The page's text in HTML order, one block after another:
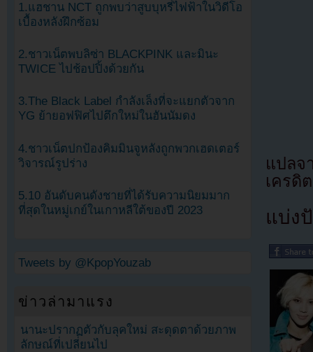
แปลจ
เครดิ
แบ่ง
1.แฮชาน NCT ถูกพบว่าสูบบุหรี่ไฟฟ้าในวิดีโอ
เบื้องหลังฝึกซ้อม
2.ชาวเน็ตพบลิซ่า BLACKPINK และมินะ
TWICE ไปช้อปปิ้งด้วยกัน
3.The Black Label กำลังเล็งที่จะแยกตัวจาก
YG ย้ายอฟฟิศไปตึกใหม่ในฮันนัมดง
4.ชาวเน็ตปกป้องคิมมินจูหลังถูกพวกเฮดเตอร์
วิจารณ์รูปร่าง
5.10 อันดับคนดังชายที่ได้รับความนิยมมาก
ที่สุดในหมู่เกย์ในเกาหลีใต้ของปี 2023
Tweets by @KpopYouzab
ข่าวล่ามาแรง
นานะปรากฏตัวกับลุคใหม่ สะดุดตาด้วยภาพ
ลักษณ์ที่เปลี่ยนไป